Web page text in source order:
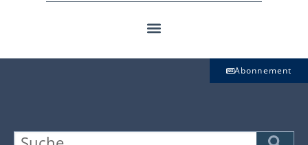
Abonnement